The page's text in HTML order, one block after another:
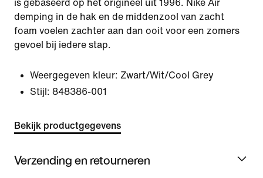
is gebaseerd op het origineel uit 1996. Nike Air
demping in de hak en de middenzool van zacht
foam voelen zachter aan dan ooit voor een zomers
gevoel bij iedere stap.
Weergegeven kleur: Zwart/Wit/Cool Grey
Stijl: 848386-001
Bekijk productgegevens
Verzending en retourneren